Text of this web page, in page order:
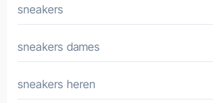
sneakers
sneakers dames
sneakers heren